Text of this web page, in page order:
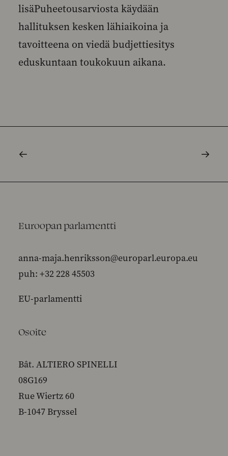
lisäPuheetousarviosta käydään
hallituksen kesken lähiaikoina ja
tavoitteena on viedä budjettiesitys
eduskuntaan toukokuun aikana.
Euroopan parlamentti
anna-maja.henriksson@europarl.europa.eu
puh: +32 228 45503
EU-parlamentti
Osoite
Bât. ALTIERO SPINELLI
08G169
Rue Wiertz 60
B-1047 Bryssel